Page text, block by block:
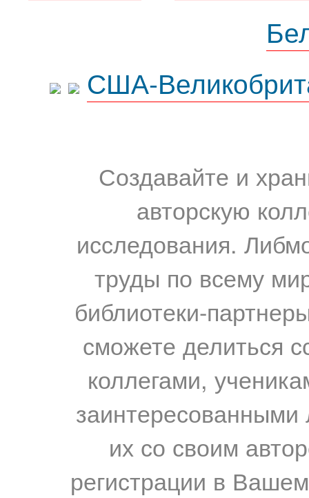
США-
Создавайте и
авторскую
исследования.
труды по всему
библиотеки-
сможете делиться
коллегами,
их со своим
регистрации в